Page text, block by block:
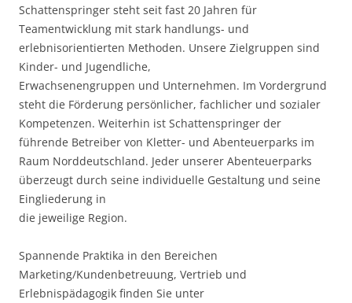
Schattenspringer steht seit fast 20 Jahren für
Teamentwicklung mit stark handlungs- und
erlebnisorientierten Methoden. Unsere Zielgruppen sind
Kinder- und Jugendliche,
Erwachsenengruppen und Unternehmen. Im Vordergrund
steht die Förderung persönlicher, fachlicher und sozialer
Kompetenzen. Weiterhin ist Schattenspringer der
führende Betreiber von Kletter- und Abenteuerparks im
Raum Norddeutschland. Jeder unserer Abenteuerparks
überzeugt durch seine individuelle Gestaltung und seine
Eingliederung in
die jeweilige Region.
Spannende Praktika in den Bereichen
Marketing/Kundenbetreuung, Vertrieb und
Erlebnispädagogik finden Sie unter